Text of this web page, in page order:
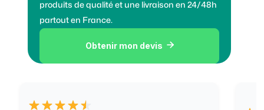
produits de qualité et une livraison en 24/48h
partout en France.
Obtenir mon devis 